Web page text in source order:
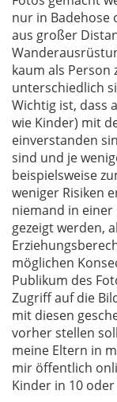
nur in Badehose
aus großer
kaum als Person
unterschiedlich
Wichtig ist, dass
wie Kinder) mit
einverstanden
sind und je
beispielsweise
weniger Risiken
niemand in
gezeigt werden,
möglichen
Publikum des
Zugriff auf die
mit diesen
vorher stellen
meine Eltern in
mir öffentlich
Kinder in 10